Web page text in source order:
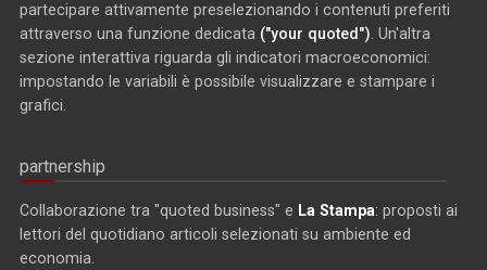
partecipare attivamente preselezionando i contenuti preferiti
attraverso una funzione dedicata ("your quoted") . Un'altra
sezione interattiva riguarda gli indicatori macroeconomici:
impostando le variabili è possibile visualizzare e stampare i
grafici.
partnership
Collaborazione tra "quoted business" e La Stampa: proposti ai
lettori del quotidiano articoli selezionati su ambiente ed
economia.